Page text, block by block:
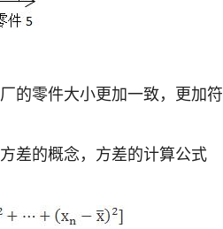
的零件大小更加一致，更加符
差的概念，方差的计算公式